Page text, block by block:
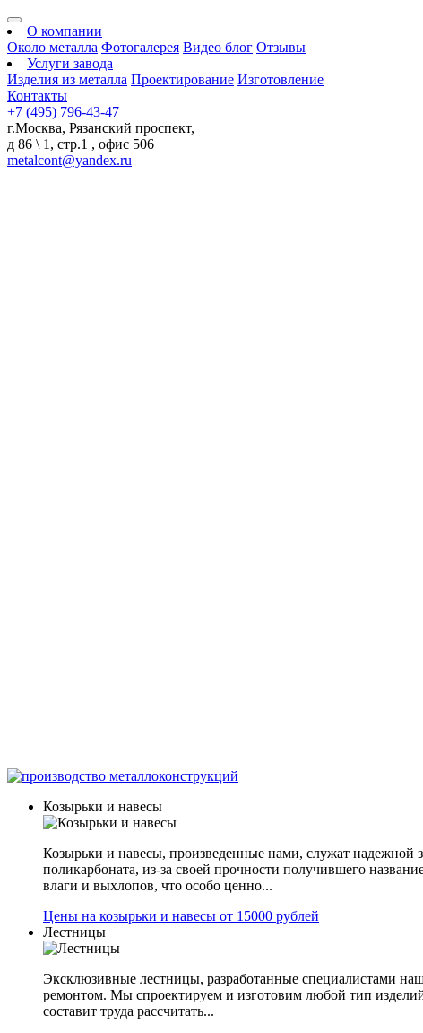
О компании
Около металла Фотогалерея Видео блог Отзывы
Услуги завода
Изделия из металла Проектирование Изготовление
Контакты
+7 (495) 796-43-47
г.Москва, Рязанский проспект,
д 86 \ 1, стр.1 , офис 506
metalcont@yandex.ru
Козырьки и навесы
Козырьки и навесы, произведенные нами, служат надежной
поликарбоната, из-за своей прочности получившего
влаги и выхлопов, что особо ценно...
Цены на козырьки и навесы от 15000 рублей
Лестницы
Эксклюзивные лестницы, разработанные специалистами
ремонтом. Мы спроектируем и изготовим любой тип
составит труда рассчитать...